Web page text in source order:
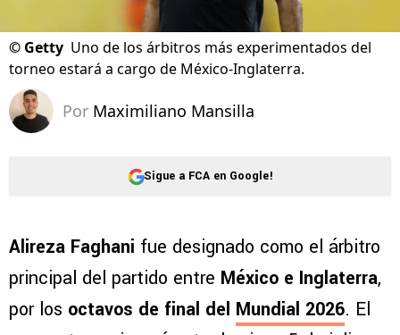
© Getty Uno de los árbitros más experimentados del
torneo estará a cargo de México-Inglaterra.
Por Maximiliano Mansilla
Sigue a FCA en Google!
Alireza Faghani fue designado como el árbitro
principal del partido entre México e Inglaterra,
por los octavos de final del Mundial 2026. El